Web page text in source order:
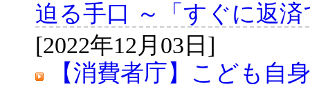
迫る手口 ～「すぐに返
[2022年12月03日]
【消費者庁】こども自